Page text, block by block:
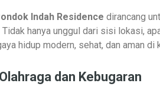
Indah Residence dirancang
Tidak hanya unggul dari sisi lokasi,
hidup modern, sehat, dan aman
dan Kebugaran